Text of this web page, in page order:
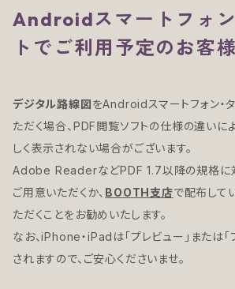
Androidスマートフォ
トでご利用予定のお客
デジタル路線図をAndroidスマートフォン・
ただく場合、PDF閲覧ソフトの仕様の違いに
しく表示されない場合がございます。
Adobe ReaderなどPDF 1.7以降の規格に
ご用意いただくか、 BOOTH支店で配布して
ただくことをお勧めいたします。
なお、iPhone・iPadは「プレビュー」または「
されますので、ご安心くださいませ。